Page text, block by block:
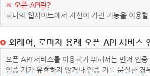
※ 오픈 API란?
하나의 웹사이트에서 자신이 가진 기능을 이용
외래어, 로마자 용례 오픈 API 서비스
오픈 API 서비스를 이용하기 위해서는 먼저 인
인증 키가 유효하지 않거나 인증 키를 분실한